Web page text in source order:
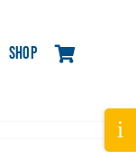
Shop